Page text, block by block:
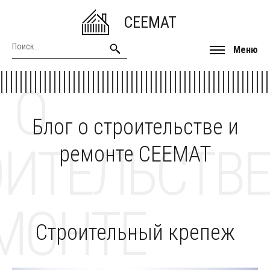
CEEMAT
Меню
Блог о строительстве и
ремонте CEEMAT
О
Строительный крепеж